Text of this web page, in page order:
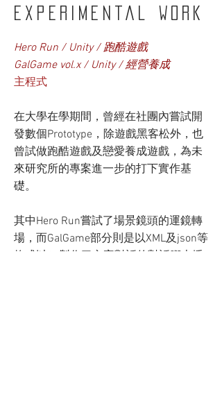
Experimental Work
Hero Run / Unity / 跑酷遊戲
GalGame vol.x / Unity / 經營養成
主程式
​在大學在學期間，曾經在社團內嘗試開
發數個Prototype，除遊戲黑客松外，也
曾試做跑酷遊戲及戀愛養成遊戲，為未
來研究所的專案進一步的打下實作基
礎。
​其中Hero Run嘗試了場景鏡頭的運鏡轉
場，而GalGame部分則是以XML及json等